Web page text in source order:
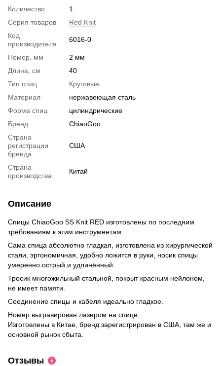
Количество
1
Серия товаров
Red Knit
Код
производителя
6016-0
Номер, мм
2 мм
Длина, см
40
Тип спиц
Круговые
Материал
нержавеющая сталь
Форма спиц
цилиндрические
Бренд
ChiaoGoo
Страна
регистрации
бренда
США
Страна
производства
Китай
Описание
Спицы ChiaoGoo SS Knit RED изготовлены по последним
требованиям к этим инструментам.
Сама спица абсолютно гладкая, изготовлена из хирургической
стали, эргономичная, удобно ложится в руки, носик спицы
умеренно острый и удлинённый.
Тросик многожильный стальной, покрыт красным нейлоном,
не имеет памяти.
Соединение спицы и кабеля идеально гладкое.
Номер выгравирован лазером на спице.
Изготовлены в Китае, бренд зарегистрирован в США, там же и
основной рынок сбыта.
Отзывы 5